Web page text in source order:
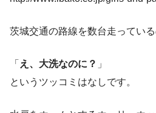
茨城交通の路線を数台走っている
「 え、大洗なのに？ 」
というツッコミはなしです。